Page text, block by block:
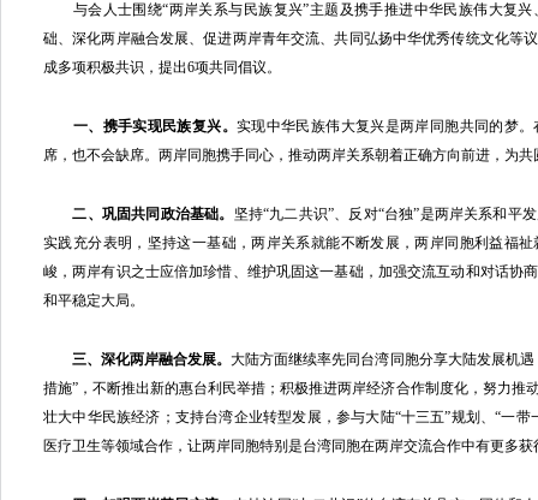
与会人士围绕“两岸关系与民族复兴”主题及携手推进中华民族伟大复兴
础、深化两岸融合发展、促进两岸青年交流、共同弘扬中华优秀传统文化等
成多项积极共识，提出6项共同倡议。
一、携手实现民族复兴。 实现中华民族伟大复兴是两岸同胞共同的梦
席，也不会缺席。两岸同胞携手同心，推动两岸关系朝着正确方向前进，为
二、巩固共同政治基础。
坚持“九二共识”、反对“台独”是两岸关系和平
实践充分表明，坚持这一基础，两岸关系就能不断发展，两岸同胞利益福
峻，两岸有识之士应倍加珍惜、维护巩固这一基础，加强交流互动和对话协
和平稳定大局。
三、深化两岸融合发展。大陆方面继续率先同台湾同胞分享大陆发展机
措施”，不断推出新的惠台利民举措；积极推进两岸经济合作制度化，努力推
壮大中华民族经济；支持台湾企业转型发展，参与大陆“十三五”规划、“一
医疗卫生等领域合作，让两岸同胞特别是台湾同胞在两岸交流合作中有更多